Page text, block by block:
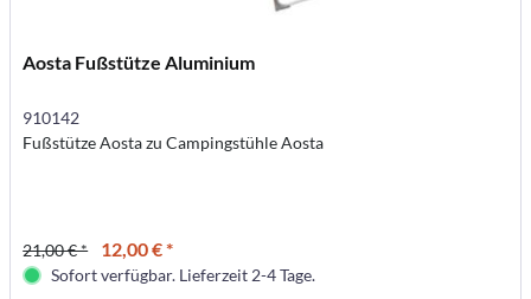
Aosta Fußstütze Aluminium
910142
Fußstütze Aosta zu Campingstühle Aosta
21,00 € * 12,00 € *
Sofort verfügbar. Lieferzeit 2-4 Tage.